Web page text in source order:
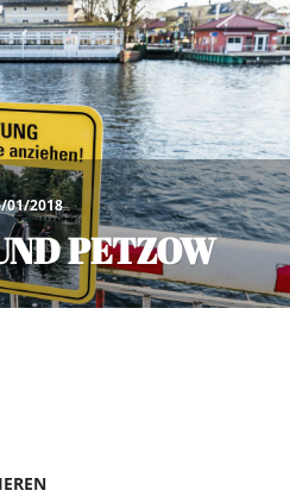
01/2018
PETZOW